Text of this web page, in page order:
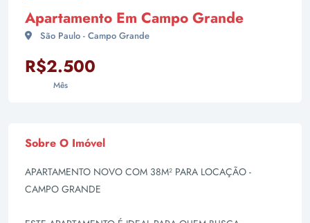
Apartamento Em Campo Grande
São Paulo - Campo Grande
R$2.500
Mês
Sobre O Imóvel
APARTAMENTO NOVO COM 38M² PARA LOCAÇÃO -
CAMPO GRANDE